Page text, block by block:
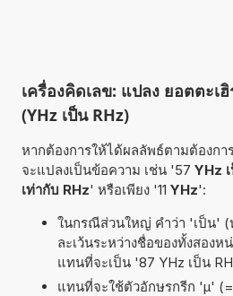
เครื่องคิดเลข: แปลง ยอตตะ
(YHz เป็น RHz)
หากต้องการให้ได้ผลลัพธ์ตามต้องก
จะแปลงเป็นข้อความ เช่น '57 YHz
เท่ากับ RHz' หรือเพียง '11 YHz':
ในกรณีส่วนใหญ่ คำว่า 'เป็น'
ละเว้นระหว่างชื่อของทั้งสองห
แทนที่จะเป็น '87 YHz เป็น
แทนที่จะใช้ตัวอักษรกรีก 'µ'